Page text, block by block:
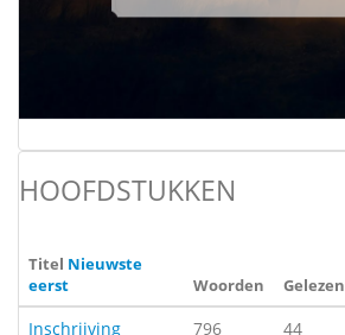
HOOFDSTUKKEN
Titel Nieuwste
eerst
Woorden Gelezen
Inschrijving 796 44